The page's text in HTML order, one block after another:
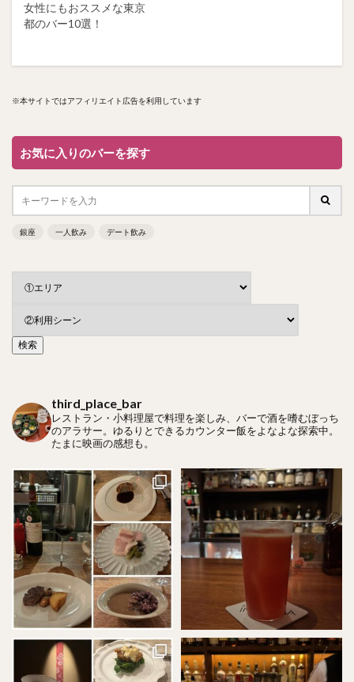
女性にもおススメな東京
都のバー10選！
※本サイトではアフィリエイト広告を利用しています
お気に入りのバーを探す
銀座 一人飲み デート飲み
third_place_bar
レストラン・小料理屋で料理を楽しみ、バーで酒を嗜むぼっち
のアラサー。ゆるりとできるカウンター飯をよなよな探索中。
たまに映画の感想も。